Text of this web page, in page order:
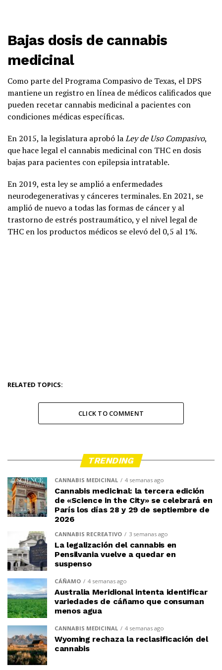
Bajas dosis de cannabis
medicinal
Como parte del Programa Compasivo de Texas, el DPS
mantiene un registro en línea de médicos calificados que
pueden recetar cannabis medicinal a pacientes con
condiciones médicas específicas.
En 2015, la legislatura aprobó laLey de Uso Compasivo,
que hace legal el cannabis medicinal con THC en dosis
bajas para pacientes con epilepsia intratable.
En 2019, esta ley se amplió a enfermedades
neurodegenerativas y cánceres terminales. En 2021, se
amplió de nuevo a todas las formas de cáncer y al
trastorno de estrés postraumático, y el nivel legal de
THC en los productos médicos se elevó del 0,5 al 1%.
RELATED TOPICS:
CLICK TO COMMENT
TRENDING
CANNABIS MEDICINAL 4 semanas ago
Cannabis medicinal: la tercera edición
de «Science in the City» se celebrará en
París los días 28 y 29 de septiembre de
2026
CANNABIS RECREATIVO 3 semanas ago
La legalización del cannabis en
Pensilvania vuelve a quedar en
suspenso
CÁÑAMO 4 semanas ago
Australia Meridional intenta identificar
variedades de cáñamo que consuman
menos agua
CANNABIS MEDICINAL 4 semanas ago
Wyoming rechaza la reclasificación del
cannabis